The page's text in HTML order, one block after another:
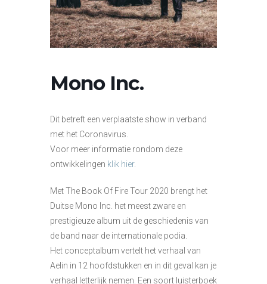
Mono Inc.
Dit betreft een verplaatste show in verband
met het Coronavirus.
Voor meer informatie rondom deze
ontwikkelingen klik hier.
Met The Book Of Fire Tour 2020 brengt het
Duitse Mono Inc. het meest zware en
prestigieuze album uit de geschiedenis van
de band naar de internationale podia.
Het conceptalbum vertelt het verhaal van
Aelin in 12 hoofdstukken en in dit geval kan je
verhaal letterlijk nemen. Een soort luisterboek